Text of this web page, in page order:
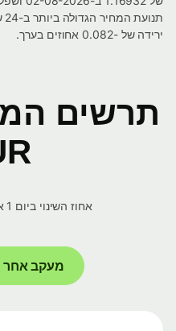
ירידה של -0.082 אחוזים בערך.
אחוז השינוי ביום 1 אחרון האחרון/ה/ים/ות
מעקב אחר